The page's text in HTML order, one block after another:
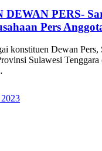
DEWAN PERS-
Pers
konstituen Dewan Pers,
Sulawesi